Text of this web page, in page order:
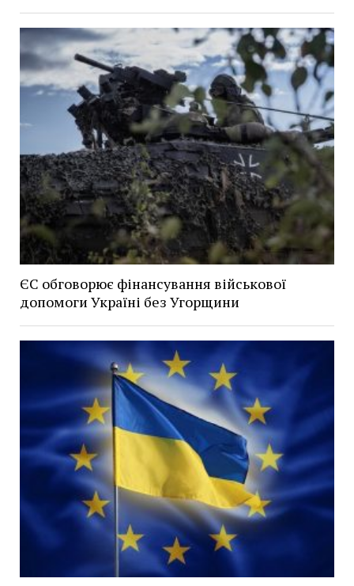
ЄС обговорює фінансування військової
допомоги Україні без Угорщини